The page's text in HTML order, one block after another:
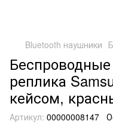
Bluetooth наушники
реплика
кейсом,
Артикул: 00000008147